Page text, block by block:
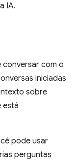
IA.
conversar com o
iniciadas
sobre
está
pode usar
perguntas